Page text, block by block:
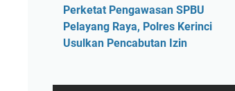
Perketat Pengawasan SPBU
Pelayang Raya, Polres Kerinci
Usulkan Pencabutan Izin